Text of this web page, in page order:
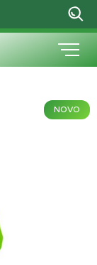
NOVO